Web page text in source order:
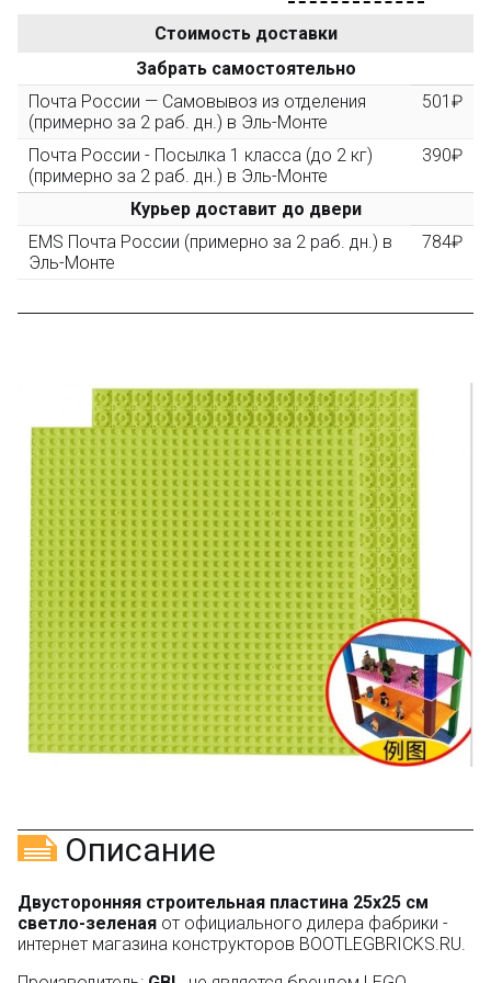
3000 рублей, Вы получите постоянную скидку на все
повторные заказы - 10%
Скидка за обзор
(фото сборки) до 10%
Пришлите фото поэтапной сборки купленного
конструктора и получите дополнительную скидку
10% при покупке следующего набора (не дороже 10
Оставьте отзыв (не менее 50 символов) о товаре на
нашем сайте и получите купон на скидку 50₽ за
текстовый отзыв или 100₽ за отзыв с фото.
Скидка за отзыв
на Яндекс.Маркете 150₽
Оставьте отзыв (не менее 50 символов) о товаре
через системуЯндекс.Маркет с обязательным
указанием номера и даты заказа в нашем магазине
и получите купон на скидку 150₽
...уже сейчас
Участвуйте в конкурсах и розыгрышах в нашейгруппе
Подробные условия всех акций и бонусов...
Стоимость доставки
Забрать самостоятельно
Почта России — Самовывоз из отделения
(примерно за 2 раб. дн.) в Эль-Монте
501₽
Почта России - Посылка 1 класса (до 2 кг)
(примерно за 2 раб. дн.) в Эль-Монте
390₽
Курьер доставит до двери
EMS Почта России (примерно за 2 раб. дн.) в
Эль-Монте
784₽
Описание
Двусторонняя строительная пластина 25x25 см
светло-зеленая от официального дилера фабрики -
интернет магазина конструкторов BOOTLEGBRICKS.RU.